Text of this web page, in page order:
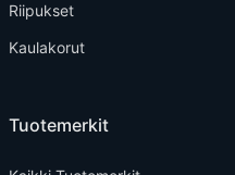
Riipukset
Kaulakorut
Tuotemerkit